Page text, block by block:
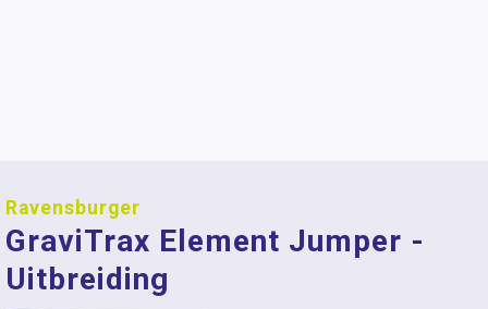
Ravensburger
GraviTrax Element Jumper -
Uitbreiding